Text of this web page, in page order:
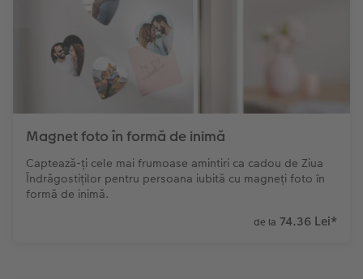
Magnet foto în formă de inimă
Captează-ți cele mai frumoase amintiri ca cadou de Ziua
Îndrăgostiților pentru persoana iubită cu magneți foto în
formă de inimă.
de la 74.36 Lei*